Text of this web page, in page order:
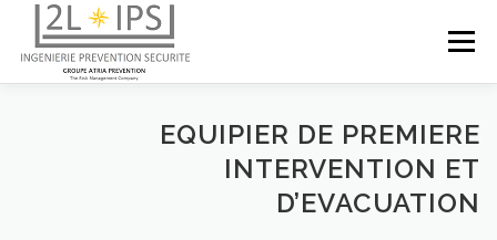
contenu
Menu
MAITRISE D’OEUVRE SECURITE-SURETE
FORMATIONS
EQUIPIER DE PREMIERE
INTERVENTION ET
D’EVACUATION